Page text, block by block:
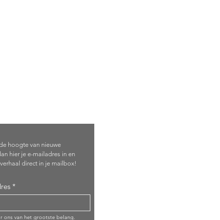
hoogte van nieuwe
hier je e-mailadres in en
direct in je mailbox!
ons van het grootste belang.